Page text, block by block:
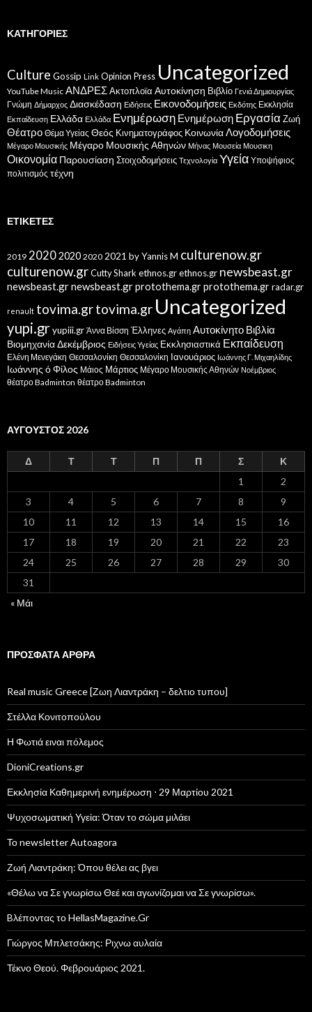
ΚΑΤΗΓΟΡΊΕΣ
Culture Gossip Link Opinion Press Uncategorized
YouTube Music ΑΝΔΡΕΣΑκτοπλοϊα Αυτοκίνηση Βιβλίο Γενιά Δημιουργίας
Γνώμη Δήμαρχος Διασκέδαση Ειδήσεις Εικονοδομήσεις Εκδότης Εκκλησία
Εκπαίδευση Ελλάδα Ελλάδα Ενημέρωση Ενημέρωση ΕργασίαΖωή
Θέατρο Θέμα Υγείας Θεός Κινηματογράφος ΚοινωνίαΛογοδομήσεις
Μέγαρο Μουσικής Μέγαρο Μουσικής Αθηνών Μήνας Μουσεία Μουσικη
Οικονομία Παρουσίαση Στοιχοδομήσεις Τεχνολογία Υγεία Υποψήφιος
πολιτισμός τέχνη
ΕΤΙΚΈΤΕΣ
2019 20202020 2020 2021 by Yannis M culturenow.gr
culturenow.grCutty Sharkethnos.grethnos.gr newsbeast.gr
newsbeast.grnewsbeast.grprotothema.grprotothema.grradar.gr
renault tovima.grtovima.gr Uncategorized
yupi.gryupiii.gr Άννα Βίσση Έλληνες Αγάπη Αυτοκίνητο Βιβλία
ΒιομηχανίαΔεκέμβριος Ειδήσεις Υγείας Εκκλησιαστικά Εκπαίδευση
Ελένη Μενεγάκη Θεσσαλονίκη Θεσσαλονίκη Ιανουάριος Ιωάννης Γ. Μιχαηλίδης
Ιωάννης ό Φίλος Μάιος Μάρτιος Μέγαρο Μουσικής Αθηνών Νοέμβριος
θέατρο Badminton θέατρο Badminton
ΑΎΓΟΥΣΤΟΣ 2026
Δ Τ Τ Π Π Σ
Κ
1
2
3
4 5 6 7 8
9
10
11 12 13 14 15
16
17
18 19 20 21 22
23
24
25 26 27 28 29
30
31
« Μάι
ΠΡΌΣΦΑΤΑ ΆΡΘΡΑ
Real music Greece [Ζωη Λιαντράκη – δελτιο τυπου]
Στέλλα Κονιτοπούλου
Η Φωτιά ειναι πόλεμος
DioniCreations.gr
Εκκλησία Καθημερινή ενημέρωση ⋅ 29 Μαρτίου 2021
Ψυχοσωματική Υγεία: Όταν το σώμα μιλάει
Το newsletter Autoagora
Ζωή Λιαντράκη: Όπου θέλει ας βγει
«Θέλω να Σε γνωρίσω Θεέ και αγωνίζομαι να Σε γνωρίσω».
Bλέποντας το HellasMagazine.Gr
Γιώργος Μπλετσάκης: Ριχνω αυλαία
Τέκνο Θεού. Φεβρουάριος 2021.